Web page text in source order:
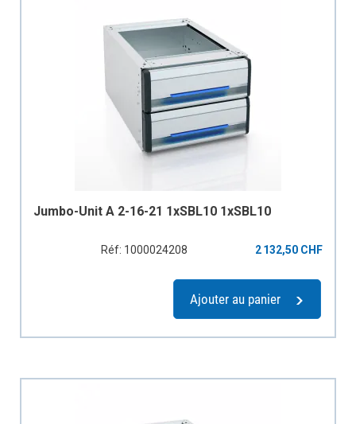
Jumbo-Unit A 2-16-21 1xSBL10 1xSBL10
Réf: 1000024208 2 132,50 CHF
Ajouter au panier